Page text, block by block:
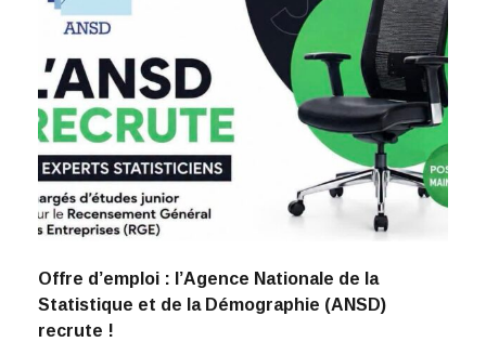
Offre d’emploi : l’Agence Nationale de la
Statistique et de la Démographie (ANSD)
recrute !